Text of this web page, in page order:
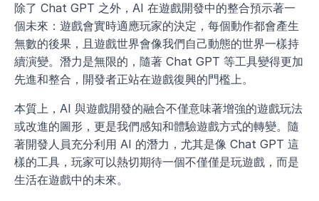
除了 Chat GPT 之外，AI 在遊戲開發中的整合預示著一
個未來：遊戲會實時適應玩家的決定，每個動作都會產生
無數的後果，且遊戲世界會像我們自己動態的世界一樣持
續演變。潛力是無限的，隨著 Chat GPT 等工具變得更加
先進和整合，開發者正站在遊戲復興的門檻上。
本質上，AI 與遊戲開發的融合不僅意味著增強的遊戲玩法
或改進的圖形，更是我們感知和體驗遊戲方式的轉變。隨
著開發人員充分利用 AI 的潛力，尤其是像 Chat GPT 這
樣的工具，玩家可以熱切期待一個不僅僅是玩遊戲，而是
生活在遊戲中的未來。